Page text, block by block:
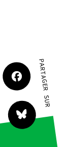
PARTAGER SUR